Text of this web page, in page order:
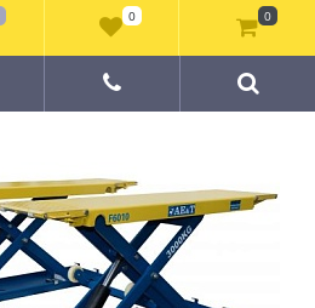
0 0